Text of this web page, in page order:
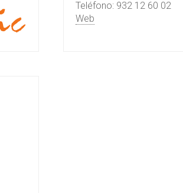
Teléfono: 932 12 60 02
Web